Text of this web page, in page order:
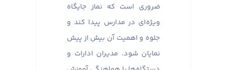
ضروری است که نماز جایگاه
ویژه‌ای در مدارس پیدا کند و
جلوه و اهمیت آن بیش از پیش
نمایان شود. مدیران ادارات و